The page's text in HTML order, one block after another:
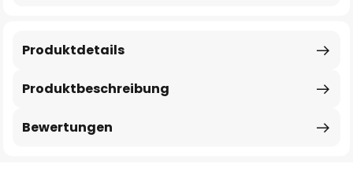
Produktbeschreibung
Produktdetails
Bewertungen